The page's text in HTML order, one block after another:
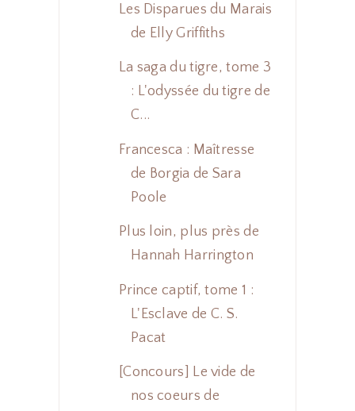
Les Disparues du Marais
de Elly Griffiths
La saga du tigre, tome 3
: L'odyssée du tigre de
C...
Francesca : Maîtresse
de Borgia de Sara
Poole
Plus loin, plus près de
Hannah Harrington
Prince captif, tome 1 :
L'Esclave de C. S.
Pacat
[Concours] Le vide de
nos coeurs de